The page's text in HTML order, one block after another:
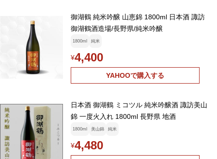
御湖鶴 純米吟醸 山恵錦 1800ml 日本酒 諏訪
御湖鶴酒造場/長野県/純米吟醸
1800ml 純米
¥4,400
YAHOOで購入する
日本酒 御湖鶴 ミコツル 純米吟醸酒 諏訪美山
錦 一度火入れ 1800ml 長野県 地酒
1800ml 美山錦 純米
¥4,480